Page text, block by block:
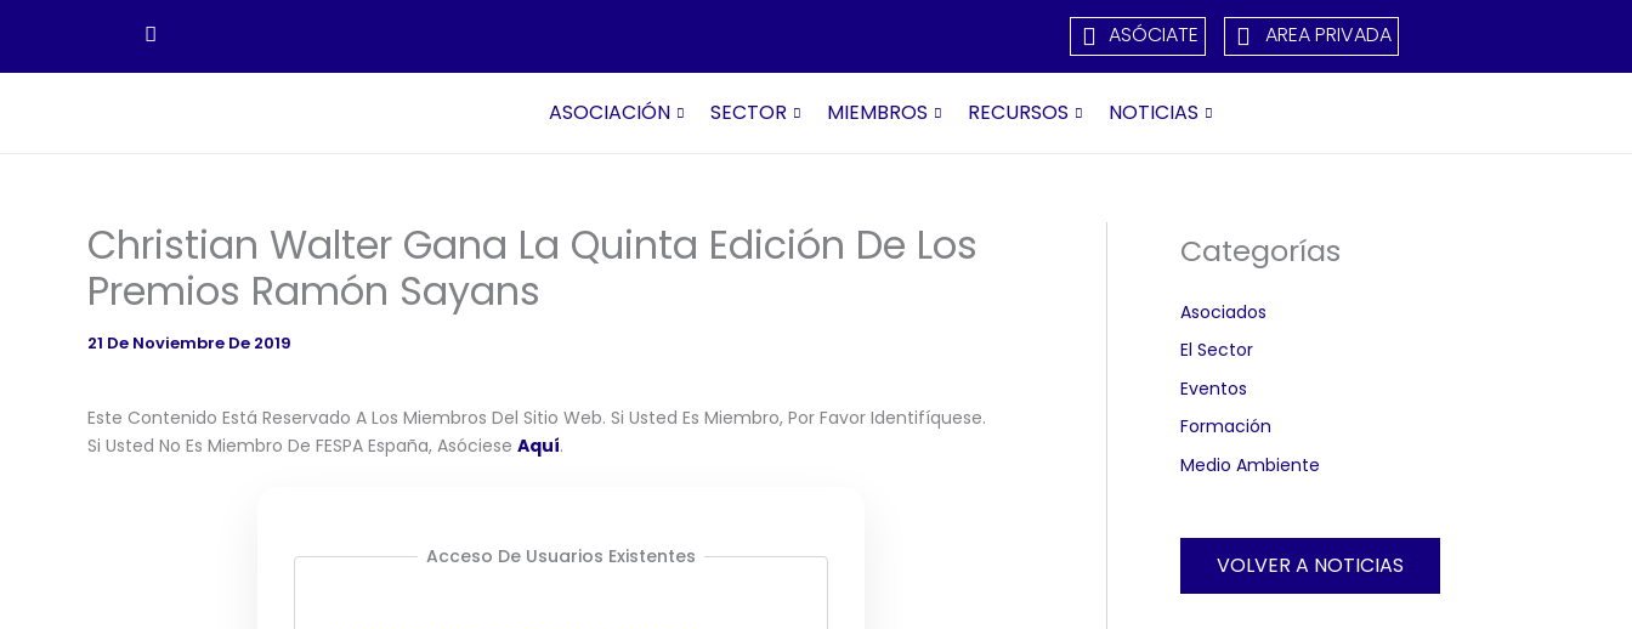
Contenido
ASÓCIATE AREA PRIVADA
ASOCIACIÓN SECTOR MIEMBROS RECURSOS NOTICIAS
Christian Walter Gana La Quinta Edición De Los
Premios Ramón Sayans
21 De Noviembre De 2019
Este Contenido Está Reservado A Los Miembros Del Sitio Web. Si Usted Es Miembro, Por Favor Identifíquese.
Si Usted No Es Miembro De FESPA España, Asóciese Aquí.
Acceso De Usuarios Existentes
Categorías
Asociados
El Sector
Eventos
Formación
Medio Ambiente
VOLVER A NOTICIAS